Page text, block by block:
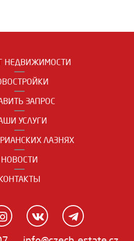
НЕДВИЖИМОСТИ
ЗАПРОС
УСЛУГИ
ЛАЗНЯХ
НОВОСТИ